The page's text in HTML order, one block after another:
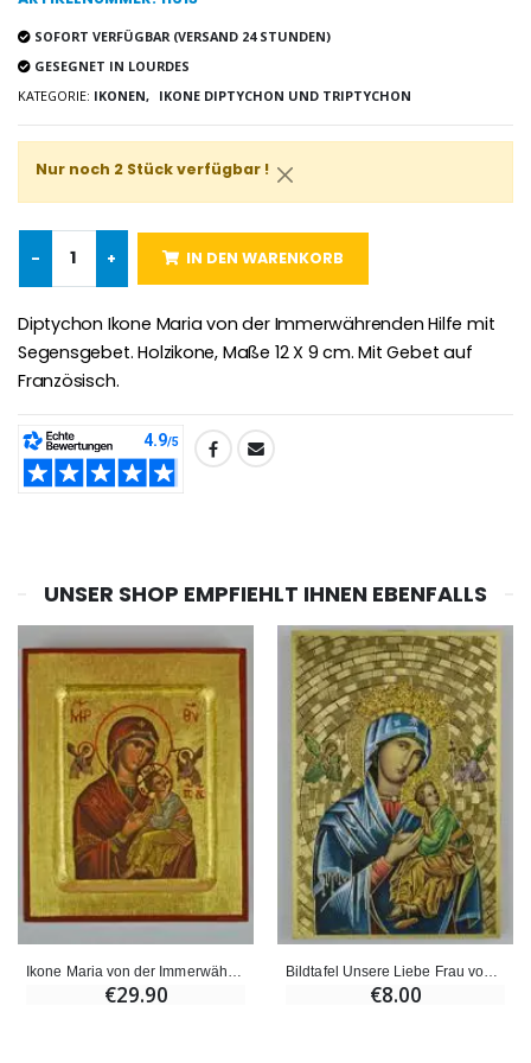
Heiliges Salböl
€9.90
Novenen-Kerze für eine Heilung - 17.5cm
€4.90
€6.00 €59.90
SOFORT VERFÜGBAR (VERSAND 24 STUNDEN)
GESEGNET IN LOURDES
KATEGORIE: IKONEN, IKONE DIPTYCHON UND TRIPTYCHON
Nur noch 2 Stück verfügbar !
- + IN DEN WARENKORB
Diptychon Ikone Maria von der Immerwährenden Hilfe mit
Segensgebet. Holzikone, Maße 12 X 9 cm. Mit Gebet auf
Französisch.
TEILEN:
UNSER SHOP EMPFIEHLT IHNEN EBENFALLS
€29.90
Bildtafel Unsere Liebe Frau von der Immerwährenden Hilfe 15 cm
€8.00